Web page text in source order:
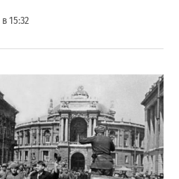
15:32